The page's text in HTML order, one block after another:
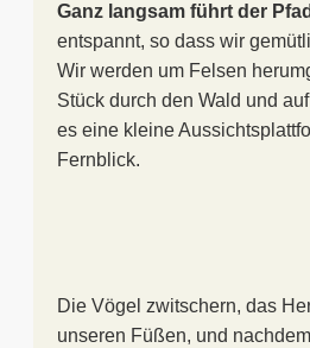
Ganz langsam führt der
entspannt, so dass wir
Wir werden um Felsen
Stück durch den Wald und
es eine kleine
Fernblick.
Die Vögel zwitschern, das
unseren Füßen, und